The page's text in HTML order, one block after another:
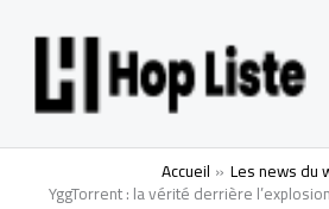
Accueil Les news du
YggTorrent : la vérité derrière